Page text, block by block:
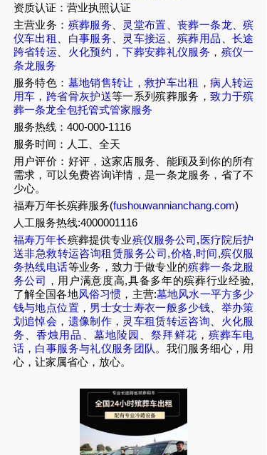
资质认证：营业执照认证
主营业务： 殡葬服务 灵堂布置 、丧葬一条龙 、殡
仪车出租
白事服务 灵车接运 、殡葬用品
长途
跨省转运
火化预约 ，下葬安葬礼仪服务 ， 殡仪一
条龙服务
服务特色： 墓地销售转让 ，救护车出租 ，病人转运
用车 ， 跨省骨灰护送等一系列殡葬服务，致力于殡
葬一条龙全包托管式管家服务
服务热线：400-000-1116
服务时间：人工、全天
用户评价：好评，这家店服务、能顾及到你的所有
需求，可以免费咨询详情，是一条龙服务，省了不
少心。
福寿万年长殡葬服务(fushouwannianchang.com)
人工服务热线:4000001116
福寿万年长殡葬提供专业殡仪服务公司,医疗院后护
送非急救转运咨询租赁服务公司,价格,时间,殡仪服
务热线电话等业务，致力于做专业的殡葬一条龙服
务公司 ，用户满意度高,具备多年的殡葬行业经验,
了解全国各地风俗习惯 ，主营:墓地风水一平方多少
钱与地点位置， 男士女士寿衣一般多少钱
举办策
划追悼会 ， 遗像制作， 灵车租赁转运咨询
火化服
务
香烛用品 墓地陵园 、祭拜鲜花 ， 殡葬车电
话 ， 白事服务与礼仪服务团队 。我们服务细心，用
心，让家属省心，放心。